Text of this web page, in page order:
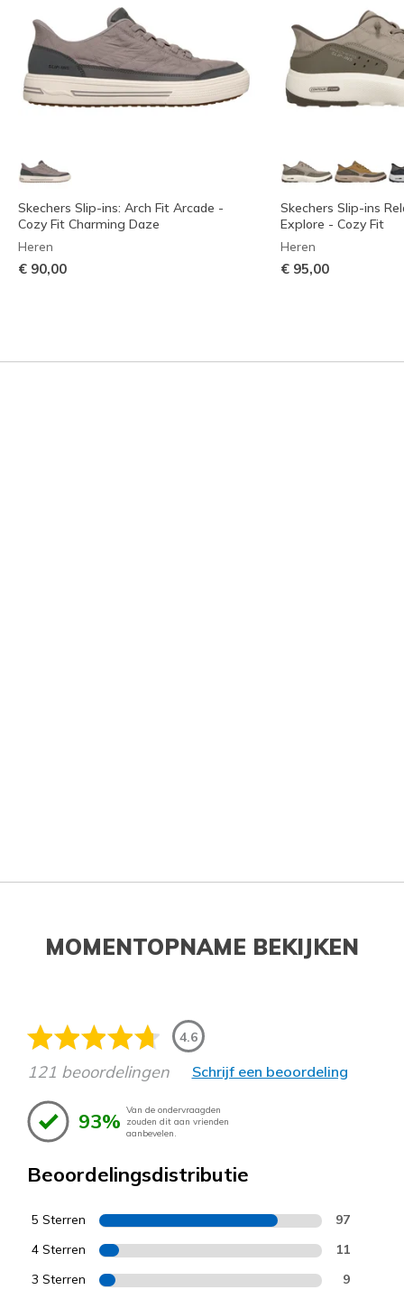
Skechers Slip-ins: Arch Fit Arcade -
Cozy Fit Charming Daze
Heren
€ 90,00
Skechers Slip-ins
Explore - Cozy Fit
Heren
€ 95,00
MOMENTOPNAME BEKIJKEN
4.6
121 beoordelingen Schrijf een beoordeling
93% Van de ondervraagden
zouden dit aan vrienden
aanbevelen.
Beoordelingsdistributie
5 Sterren 97
4 Sterren 11
3 Sterren 9